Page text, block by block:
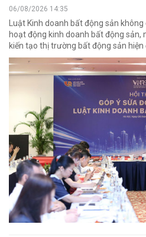
06/08/2026 14:35
Luật Kinh doanh bất động sản
hoạt động kinh doanh bất động sản,
kiến tạo thị trường bất động sản hiện